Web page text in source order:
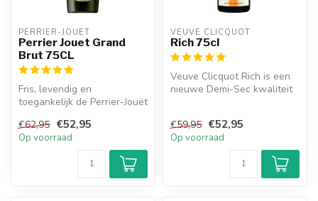
PERRIER-JOUËT
Perrier Jouet Grand
Brut 75CL
Fris, levendig en
toegankelijk de Perrier-Jouët
elega...
€62,95 €52,95
Op voorraad
VEUVE CLICQUOT
Rich 75cl
Veuve Clicquot Rich is een
nieuwe Demi-Sec kwaliteit
€59,95 €52,95
Op voorraad